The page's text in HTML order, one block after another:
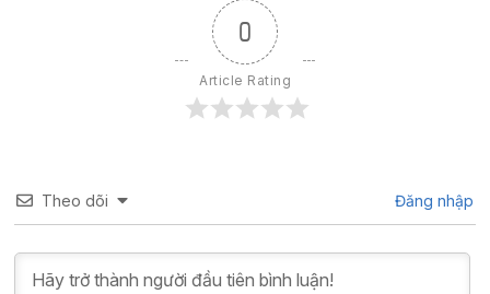
0
Article Rating
Theo dõi Đăng nhập